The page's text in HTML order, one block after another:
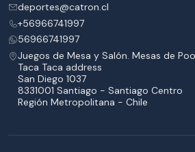
deportes@catron.cl
+56966741997
56966741997
Juegos de Mesa y Salón. Mesas de
Taca Taca address
San Diego 1037
8331001 Santiago - Santiago Centro
Región Metropolitana - Chile